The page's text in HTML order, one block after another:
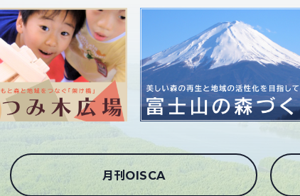
月刊OISCA